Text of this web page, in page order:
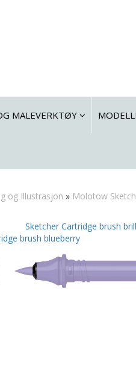
MALEVERKTØY
og Illustrasjon » Molotow
Sketcher Cartridge brush
brush blueberry